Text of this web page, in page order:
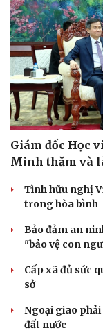
Giám đốc Học
Minh thăm và
Tình hữu nghị
trong hòa bình
Bảo đảm an
"bảo vệ con
Cấp xã đủ sức
sở
Ngoại giao
đất nước